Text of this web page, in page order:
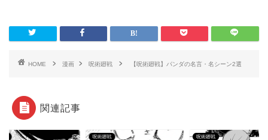
HOME 漫画 呪術廻戦 【呪術廻戦】パンダの名言・名シーン2選
関連記事
呪術廻戦 呪術廻戦